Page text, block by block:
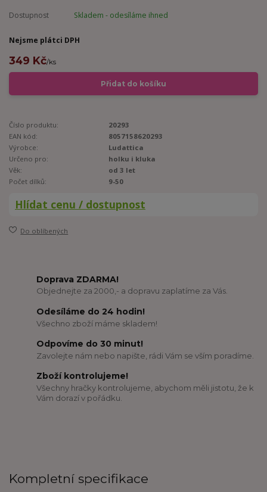
Dostupnost Skladem - odesíláme ihned
Nejsme plátci DPH
349 Kč/ks
Přidat do košíku
Číslo produktu:
20293
EAN kód:
8057158620293
Výrobce:
Ludattica
Určeno pro:
holku i kluka
Věk:
od 3 let
Počet dílků:
9-50
Hlídat cenu / dostupnost
Do oblíbených
Doprava ZDARMA!
Objednejte za 2000,- a dopravu zaplatíme za Vás.
Odesíláme do 24 hodin!
Všechno zboží máme skladem!
Odpovíme do 30 minut!
Zavolejte nám nebo napište, rádi Vám se vším poradíme.
Zboží kontrolujeme!
Všechny hračky kontrolujeme, abychom měli jistotu, že k
Vám dorazí v pořádku.
Kompletní specifikace